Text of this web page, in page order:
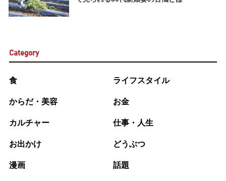
Category
食 ライフスタイル
からだ・美容 お金
カルチャー 仕事・人生
お出かけ どうぶつ
漫画 話題